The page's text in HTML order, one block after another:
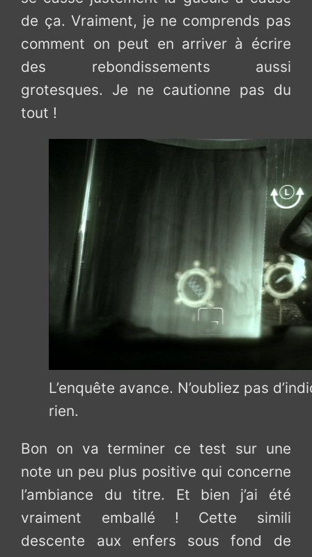
de ça. Vraiment, je ne comprends pas
comment on peut en arriver à écrire
des rebondissements aussi
grotesques. Je ne cautionne pas du
tout !
L’enquête avance. N’oubliez pas
rien.
Bon on va terminer ce test sur une
note un peu plus positive qui concerne
l’ambiance du titre. Et bien j’ai été
vraiment emballé ! Cette simili
descente aux enfers sous fond de